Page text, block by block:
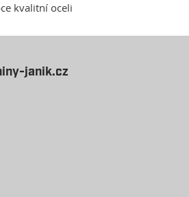
kvalitní oceli
janik.cz